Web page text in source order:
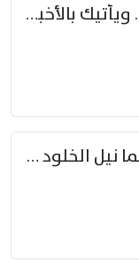
ستبدي لك الأيام ما كنت جاهلا … ويأتيك بالأخبار من لم تزوّد
فصبرا في مجال الموت صبرا … فما نيل الخلود بمستطاع